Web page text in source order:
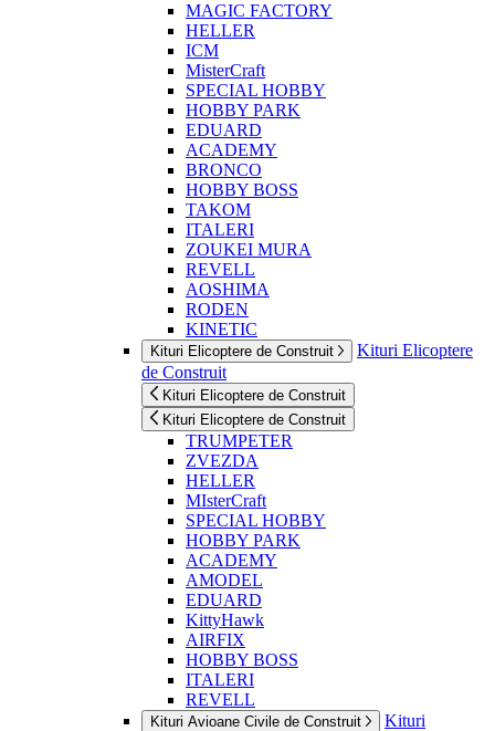
MAGIC FACTORY
HELLER
ICM
MisterCraft
SPECIAL HOBBY
HOBBY PARK
EDUARD
ACADEMY
BRONCO
HOBBY BOSS
TAKOM
ITALERI
ZOUKEI MURA
REVELL
AOSHIMA
RODEN
KINETIC
Kituri Elicoptere de Construit
Kituri Elicoptere
de Construit
Kituri Elicoptere de Construit
Kituri Elicoptere de Construit
TRUMPETER
ZVEZDA
HELLER
MIsterCraft
SPECIAL HOBBY
HOBBY PARK
ACADEMY
AMODEL
EDUARD
KittyHawk
AIRFIX
HOBBY BOSS
ITALERI
REVELL
Kituri Avioane Civile de Construit
Kituri